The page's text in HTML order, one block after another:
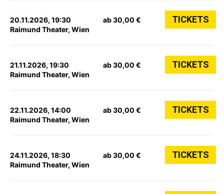
20.11.2026, 19:30
Raimund Theater, Wien
ab 30,00 € TICKETS
21.11.2026, 19:30
Raimund Theater, Wien
ab 30,00 € TICKETS
22.11.2026, 14:00
Raimund Theater, Wien
ab 30,00 € TICKETS
24.11.2026, 18:30
Raimund Theater, Wien
ab 30,00 € TICKETS